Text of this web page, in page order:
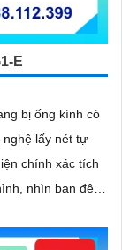
E
bị ống kính có
nghệ lấy nét tự
chính xác tích
nhìn ban đêm